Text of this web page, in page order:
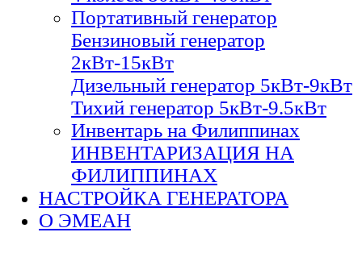
Портативный генератор
Бензиновый генератор
2кВт-15кВт
Дизельный генератор 5кВт-9кВт
Тихий генератор 5кВт-9.5кВт
Инвентарь на Филиппинах
ИНВЕНТАРИЗАЦИЯ НА
ФИЛИППИНАХ
НАСТРОЙКА ГЕНЕРАТОРА
О ЭМЕАН